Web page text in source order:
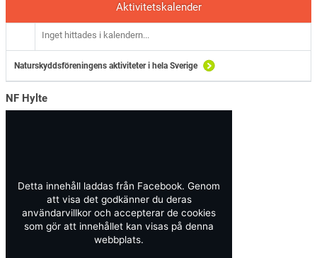
Aktivitetskalender
Inget hittades i kalendern...
Naturskyddsföreningens aktiviteter i hela Sverige
NF Hylte
Detta innehåll laddas från Facebook. Genom
att visa det godkänner du deras
användarvillkor och accepterar de cookies
som gör att innehållet kan visas på denna
webbplats.